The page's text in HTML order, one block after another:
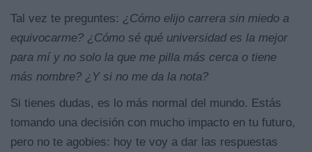
Tal vez te preguntes: ¿Cómo elijo carrera sin miedo a
equivocarme? ¿Cómo sé qué universidad es la mejor
para mí y no solo la que me pilla más cerca o tiene
más nombre? ¿Y si no me da la nota?
Si tienes dudas, es lo más normal del mundo. Estás
tomando una decisión con mucho impacto en tu futuro,
pero no te agobies: hoy te voy a dar las respuestas